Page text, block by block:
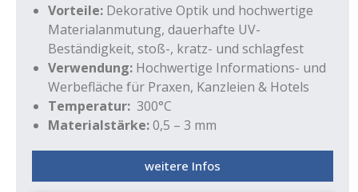
Vorteile: Dekorative Optik und hochwertige
Materialanmutung, dauerhafte UV-
Beständigkeit, stoß-, kratz- und schlagfest
Verwendung: Hochwertige Informations- und
Werbefläche für Praxen, Kanzleien & Hotels
Temperatur: 300°C
Materialstärke:0,5 – 3 mm
weitere Infos